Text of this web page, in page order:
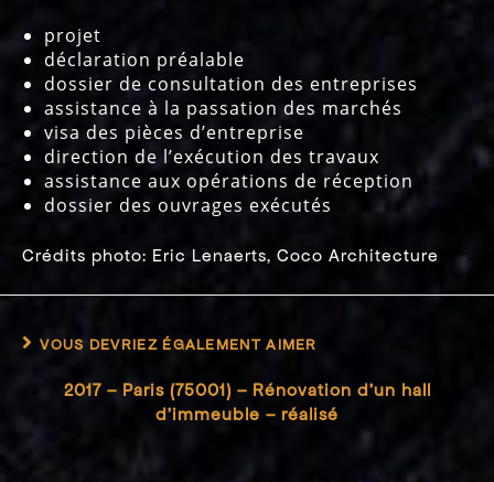
projet
déclaration préalable
dossier de consultation des entreprises
assistance à la passation des marchés
visa des pièces d’entreprise
direction de l’exécution des travaux
assistance aux opérations de réception
dossier des ouvrages exécutés
Crédits photo: Eric Lenaerts, Coco Architecture
VOUS DEVRIEZ ÉGALEMENT AIMER
2017 – Paris (75001) – Rénovation d’un hall
d’immeuble – réalisé